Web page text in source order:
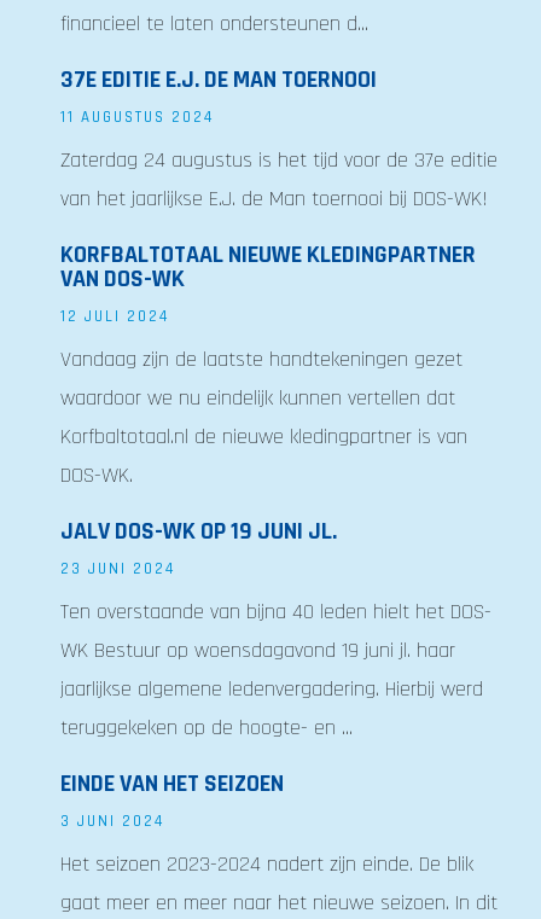
financieel te laten ondersteunen d...
37E EDITIE E.J. DE MAN TOERNOOI
11 AUGUSTUS 2024
Zaterdag 24 augustus is het tijd voor de 37e editie
van het jaarlijkse E.J. de Man toernooi bij DOS-WK!
KORFBALTOTAAL NIEUWE KLEDINGPARTNER
VAN DOS-WK
12 JULI 2024
Vandaag zijn de laatste handtekeningen gezet
waardoor we nu eindelijk kunnen vertellen dat
Korfbaltotaal.nl de nieuwe kledingpartner is van
DOS-WK.
JALV DOS-WK OP 19 JUNI JL.
23 JUNI 2024
Ten overstaande van bijna 40 leden hielt het DOS-
WK Bestuur op woensdagavond 19 juni jl. haar
jaarlijkse algemene ledenvergadering. Hierbij werd
teruggekeken op de hoogte- en ...
EINDE VAN HET SEIZOEN
3 JUNI 2024
Het seizoen 2023-2024 nadert zijn einde. De blik
gaat meer en meer naar het nieuwe seizoen. In dit